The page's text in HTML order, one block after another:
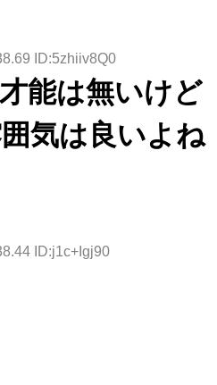
ID:5zhiiv8Q0
能は無いけど
気は良いよね
ID:j1c+Igj90